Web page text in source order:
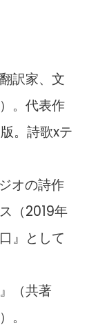
訳家、文
。代表作
。詩歌xテ
オの詩作
（2019年
』として
（共著
。